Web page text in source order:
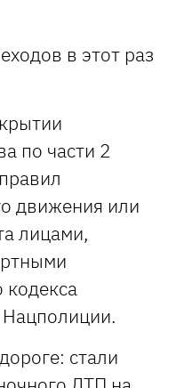
в этот раз
по части 2
движения или
лицами,
кодекса